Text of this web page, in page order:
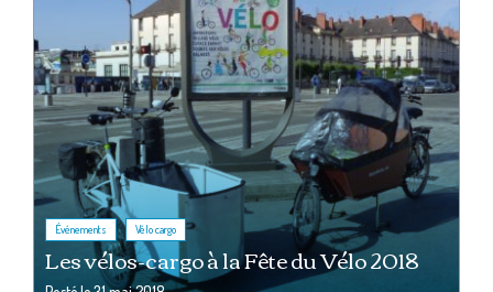
Événements , Vélo cargo
Les vélos-cargo à la Fête du Vélo 2018